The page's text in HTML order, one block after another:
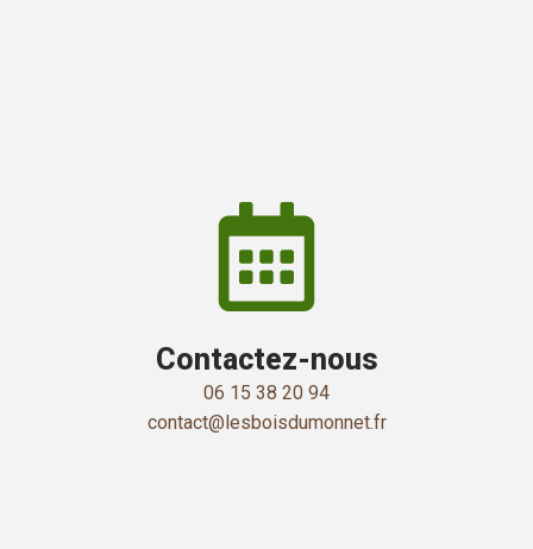
Contactez-nous
06 15 38 20 94
contact@lesboisdumonnet.fr